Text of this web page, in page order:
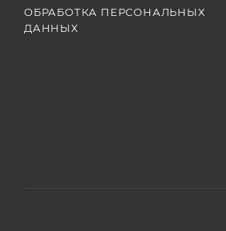
ОБРАБОТКА ПЕРСОНАЛЬНЫХ
ДАННЫХ